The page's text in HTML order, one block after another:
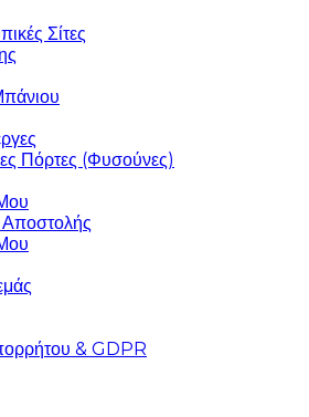
Σίτες
Πόρτες (Φυσούνες)
& GDPR